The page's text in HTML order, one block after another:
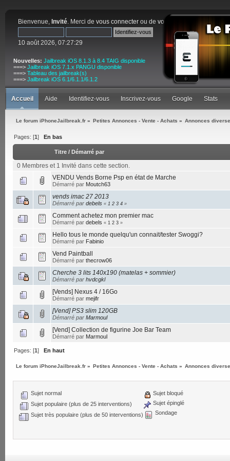
Bienvenue, Invité. Merci de vous connecter ou de vous inscrire
10 août 2026, 07:27:29
Nouvelles: Jailbreak iOS 8.1.3 à 8.4 TAIG disponible
===> Jailbreak iOS 7.1.x PANGU disponible
===> Tableau des jailbreak(s)
===> Jailbreak iOS 6.1/6.1.1/6.1.2
Accueil Aide Identifiez-vous Inscrivez-vous Google Stats
Le forum iPhoneJailbreak.fr » Petites Annonces - Vente - Achats » Annonces
Pages: [1] En bas
Titre/ Démarré par
0 Membres et 1 Invité dans cette section.
VENDU Vends Borne Psp en état de Marche
Démarré par Moutch63
vends imac 27 2013
Démarré par debels « 1 2 3 4 »
Comment achetez mon premier mac
Démarré par debels « 1 2 3 »
Hello tous le monde quelqu'un connait/tester Swoggi?
Démarré par Fabinio
Vend Paintball
Démarré par thecrow06
Cherche 3 lits 140x190 (matelas + sommier)
Démarré par hvdcgkl
[Vends] Nexus 4 / 16Go
Démarré par mejifr
[Vend] PS3 slim 120GB
Démarré par Marmoul
[Vend] Collection de figurine Joe Bar Team
Démarré par Marmoul
Pages: [1]En haut
Le forum iPhoneJailbreak.fr » Petites Annonces - Vente - Achats » Annonces
Sujet normal
Sujet populaire (plus de 25 interventions)
Sujet très populaire (plus de 50 interventions)
Sujet bloqué
Sujet épinglé
Sondage